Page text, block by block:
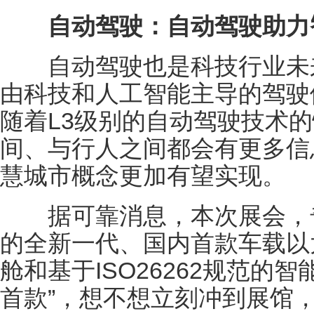
自动驾驶：自动驾驶助
自动驾驶也是科技行业未
由科技和人工智能主导的驾
随着L3级别的自动驾驶技术
间、与行人之间都会有更多
慧城市概念更加有望实现。
据可靠消息，本次展会，
的全新一代、国内首款车载
舱和基于ISO26262规范的智
首款”，想不想立刻冲到展馆